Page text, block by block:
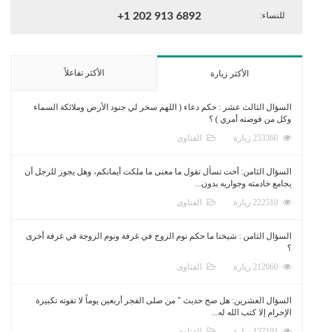
للنساء: +1 202 913 6892
الأكثر زيارة الأكثر تفاعلاً
السؤال الثالث عشر : حكم دعاء ( اللهم سخر لي جنود الأرض وملائكة السماء
وكل من فوضته أمري ) ؟
الفتاوى
السؤال الثامن: أخت تسأل تقول ما معنى ما ملكت أيمانكم، وهل يجوز للرجل أن
يجامع خادمته وجواريه بدون...
الفتاوى
السؤال الثامن : شيخنا ما حكم نوم الزوج في غرفة ونوم الزوجة في غرفة أخرى
؟
الفتاوى
السؤال العشرين: هل صح حديث " من صلى الفجر أربعين يوماً لا تفوته تكبيرة
الإحرام إلا كتب الله له...